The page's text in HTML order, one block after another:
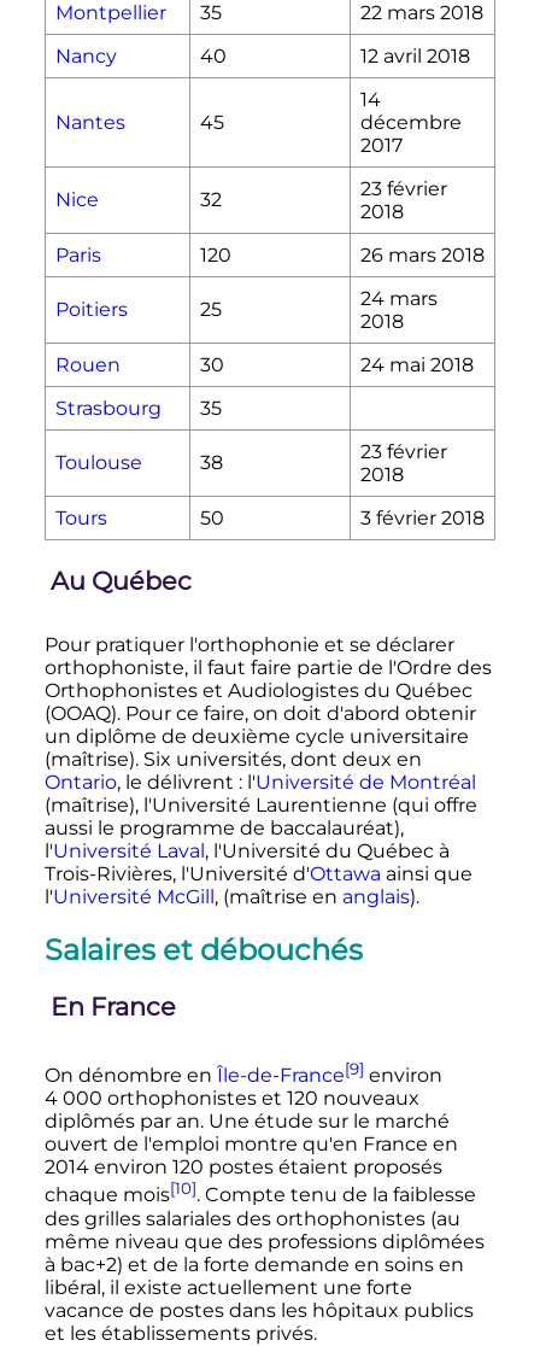
Montpellier
35
22 mars 2018
Nancy
40 12 avril 2018
Nantes 45
14
décembre
2017
Nice 32
23 février
2018
Paris
120 26 mars 2018
Poitiers 25
24 mars
2018
Rouen
30
24 mai 2018
Strasbourg
35
Toulouse 38
23 février
2018
Tours
50 3 février 2018
Au Québec
Pour pratiquer l'orthophonie et se déclarer
orthophoniste, il faut faire partie de l'Ordre des
Orthophonistes et Audiologistes du Québec
(OOAQ). Pour ce faire, on doit d'abord obtenir
un diplôme de deuxième cycle universitaire
(maîtrise). Six universités, dont deux en
Ontario, le délivrent : l'Université de Montréal
(maîtrise), l'Université Laurentienne (qui offre
aussi le programme de baccalauréat),
l'Université Laval, l'Université du Québec à
Trois-Rivières, l'Université d'Ottawa ainsi que
l'Université McGill, (maîtrise en anglais).
Salaires et débouchés
En France
On dénombre en Île-de-France[9] environ
4 000 orthophonistes et 120 nouveaux
diplômés par an. Une étude sur le marché
ouvert de l'emploi montre qu'en France en
2014 environ 120 postes étaient proposés
chaque mois[10]. Compte tenu de la faiblesse
des grilles salariales des orthophonistes (au
même niveau que des professions diplômées
à bac+2) et de la forte demande en soins en
libéral, il existe actuellement une forte
vacance de postes dans les hôpitaux publics
et les établissements privés.